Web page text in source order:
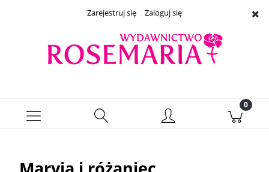
Zarejestruj się Zaloguj się